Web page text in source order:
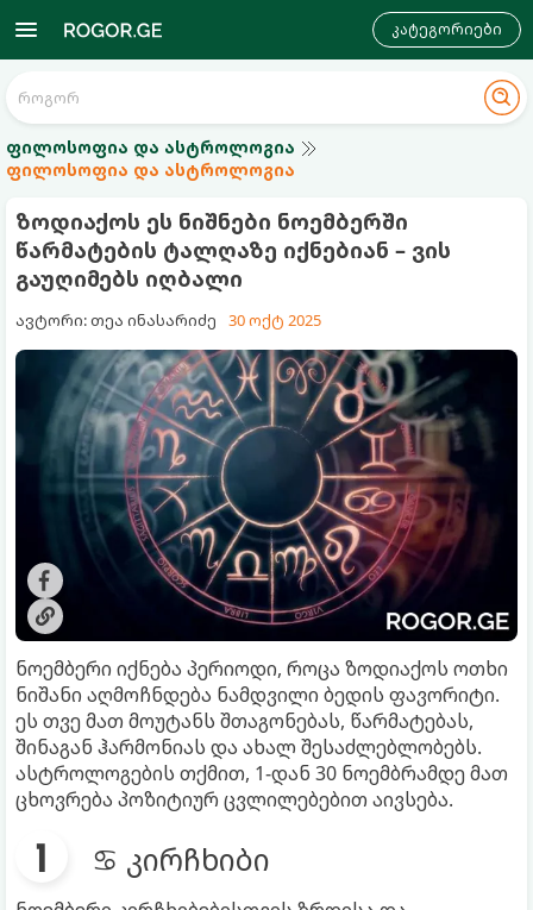
კატეგორიები
ფილოსოფია და ასტროლოგია
ფილოსოფია და ასტროლოგია
ზოდიაქოს ეს ნიშნები ნოემბერში
წარმატების ტალღაზე იქნებიან – ვის
გაუღიმებს იღბალი
ავტორი: თეა ინასარიძე 30 ოქტ 2025
ნოემბერი იქნება პერიოდი, როცა ზოდიაქოს ოთხი
ნიშანი აღმოჩნდება ნამდვილი ბედის ფავორიტი.
ეს თვე მათ მოუტანს შთაგონებას, წარმატებას,
შინაგან ჰარმონიას და ახალ შესაძლებლობებს.
ასტროლოგების თქმით, 1-დან 30 ნოემბრამდე მათ
ცხოვრება პოზიტიურ ცვლილებებით აივსება.
♋ კირჩხიბი